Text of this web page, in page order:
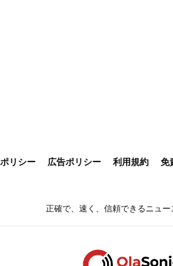
リシー 広告ポリシー 利用規約 免
正確で、速く、信頼できるニュー